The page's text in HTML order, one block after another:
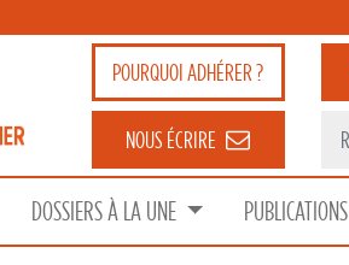
POURQUOIADHÉRER ?
NOUS ÉCRIRE
DOSSIERS À LA UNE PUBLICATIONS